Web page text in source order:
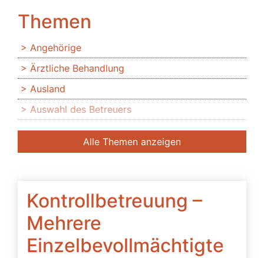
Kontrollbetreuung –
Mehrere
Einzelbevollmächtigte
Themen
Angehörige
Ärztliche Behandlung
Ausland
Auswahl des Betreuers
Banken
Bedingte Vollmacht
Beglaubigung
Beratung des Bevollmächtigten durch das
Betreuungsgericht
Beschwerdebefugnis
Alle Themen anzeigen